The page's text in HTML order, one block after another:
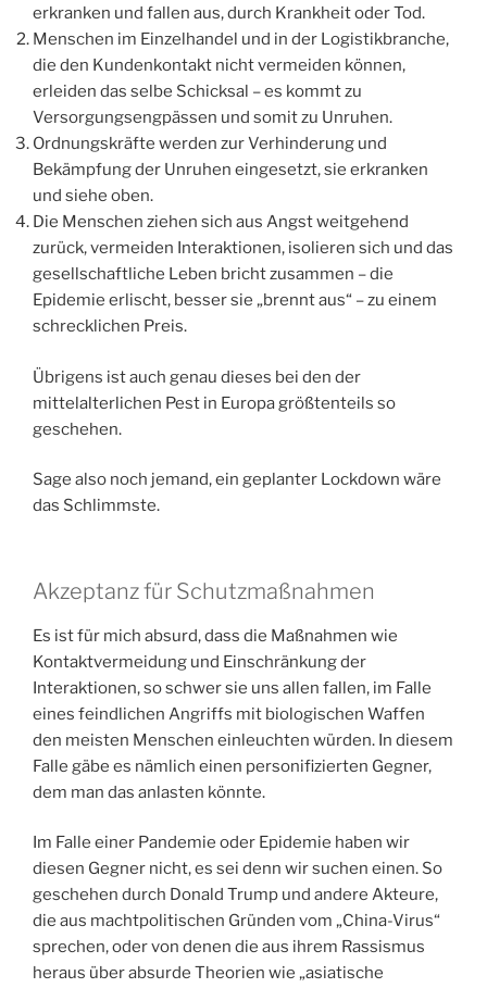
erkranken und fallen aus, durch Krankheit oder Tod.
Menschen im Einzelhandel und in der Logistikbranche,
die den Kundenkontakt nicht vermeiden können,
erleiden das selbe Schicksal – es kommt zu
Versorgungsengpässen und somit zu Unruhen.
Ordnungskräfte werden zur Verhinderung und
Bekämpfung der Unruhen eingesetzt, sie erkranken
und siehe oben.
Die Menschen ziehen sich aus Angst weitgehend
zurück, vermeiden Interaktionen, isolieren sich und das
gesellschaftliche Leben bricht zusammen – die
Epidemie erlischt, besser sie „brennt aus“ – zu einem
schrecklichen Preis.
Übrigens ist auch genau dieses bei den der
mittelalterlichen Pest in Europa größtenteils so
geschehen.
Sage also noch jemand, ein geplanter Lockdown wäre
das Schlimmste.
Akzeptanz für Schutzmaßnahmen
Es ist für mich absurd, dass die Maßnahmen wie
Kontaktvermeidung und Einschränkung der
Interaktionen, so schwer sie uns allen fallen, im Falle
eines feindlichen Angriffs mit biologischen Waffen
den meisten Menschen einleuchten würden. In diesem
Falle gäbe es nämlich einen personifizierten Gegner,
dem man das anlasten könnte.
Im Falle einer Pandemie oder Epidemie haben wir
diesen Gegner nicht, es sei denn wir suchen einen. So
geschehen durch Donald Trump und andere Akteure,
die aus machtpolitischen Gründen vom „China-Virus“
sprechen, oder von denen die aus ihrem Rassismus
heraus über absurde Theorien wie „asiatische